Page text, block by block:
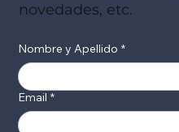
novedades, etc.
Nombre y Apellido *
Email *